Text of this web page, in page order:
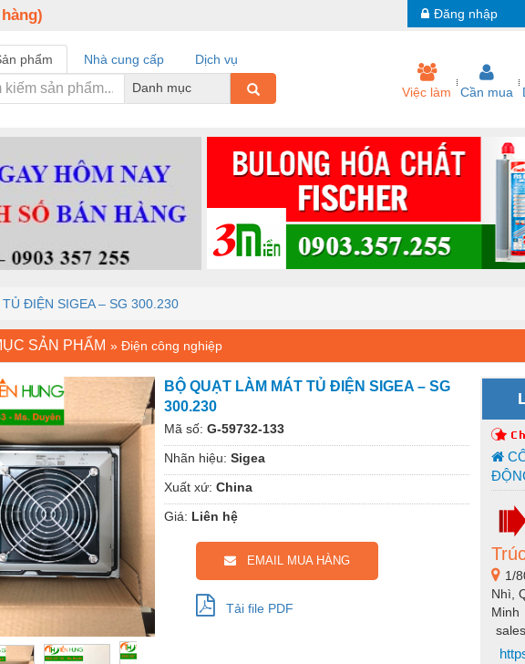
Đăng nhập
phẩm Nhà cung cấp
Dịch vụ
Danh mục
Việc làm Cần mua
ĐIỆN SIGEA – SG 300.230
SẢN PHẨM » Điện công nghiệp
BỘ QUẠT LÀM MÁT TỦ ĐIỆN SIGEA – SG
300.230
Mã số: G-59732-133
Nhãn hiệu: Sigea
Xuất xứ: China
Giá: Liên hệ
EMAIL MUA HÀNG
Tải file PDF
1/
Nhì,
Minh